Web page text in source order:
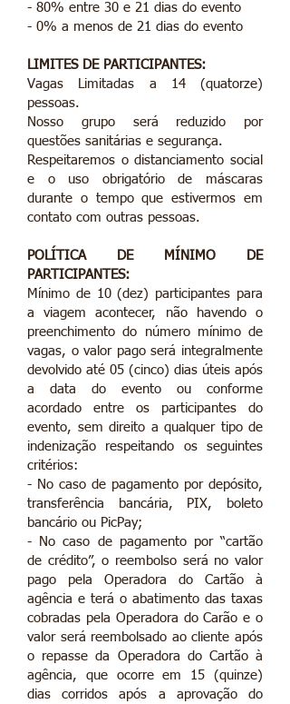
- 80% entre 30 e 21 dias do evento
- 0% a menos de 21 dias do evento
​LIMITES DE PARTICIPANTES:
Vagas Limitadas a 14 (quatorze)
pessoas.
Nosso grupo será reduzido por
questões sanitárias e segurança.
Respeitaremos o distanciamento social
e o uso obrigatório de máscaras
durante o tempo que estivermos em
contato com outras pessoas.
POLÍTICA DE MÍNIMO DE
PARTICIPANTES:
Mínimo de 10 (dez) participantes para
a viagem acontecer, não havendo o
preenchimento do número mínimo de
vagas, o valor pago será integralmente
devolvido até 05 (cinco) dias úteis após
a data do evento ou conforme
acordado entre os participantes do
evento, sem direito a qualquer tipo de
indenização respeitando os seguintes
critérios:
- No caso de pagamento por depósito,
transferência bancária, PIX, boleto
bancário ou PicPay;
- No caso de pagamento por “cartão
de crédito”, o reembolso será no valor
pago pela Operadora do Cartão à
agência e terá o abatimento das taxas
cobradas pela Operadora do Carão e o
valor será reembolsado ao cliente após
o repasse da Operadora do Cartão à
agência, que ocorre em 15 (quinze)
dias corridos após a aprovação do